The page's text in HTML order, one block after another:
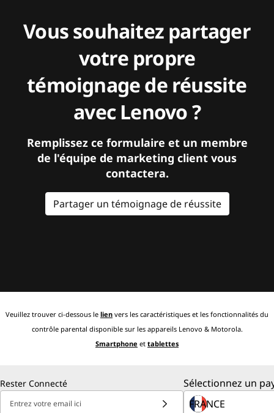
Vous souhaitez partager
votre propre
témoignage de réussite
avec Lenovo ?
Remplissez ce formulaire et un membre
de l'équipe de marketing client vous
contactera.
Partager un témoignage de réussite
Veuillez trouver ci-dessous le lien vers les caractéristiques et les fonctionnalités du
contrôle parental disponible sur les appareils Lenovo & Motorola.
Smartphone et tablettes
Rester Connecté
Entrez votre email ici
Sélectionnez un